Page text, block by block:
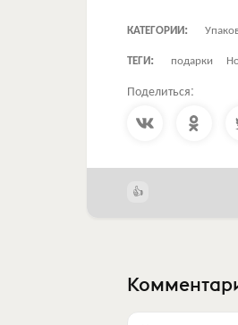
КАТЕГОРИИ:
ТЕГИ:
подарки
Поделиться: